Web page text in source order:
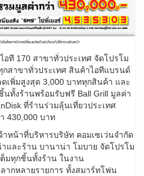
ที 170 สาขาทั่วประเทศ จัดโปรโม
กสาขาทั่วประเทศ สินค้าไอทีแบรนด์
เพิ่มสูงสุด 3,000 บาททุกสินค้า และ
ทั้งร้านพร้อมรับฟรี Ball Grill มูลค่า
ที่ร้านร่วมลุ้นเที่ยวประเทศ
430,000 บาท
หน้าที่บริหารบริษัท คอมเซเว่นจำกัด
และร้าน บานาน่า โมบาย จัดโปรโม
มทุกชิ้นทั้งร้าน ในงาน
ากหลายรายการ ทั้งสมาร์ทโฟน